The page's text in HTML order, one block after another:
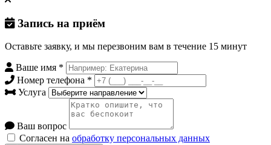
Запись на приём
Оставьте заявку, и мы перезвоним вам в течение 15 минут
Ваше имя *
Номер телефона *
Услуга
Ваш вопрос
Согласен на обработку персональных данных